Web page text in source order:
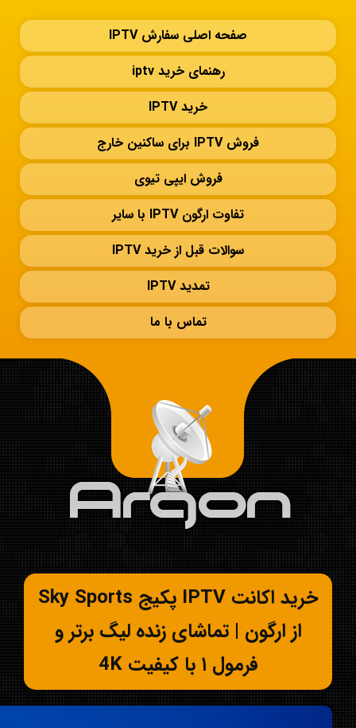
صفحه اصلی سفارش IPTV
رهنمای خرید iptv
خرید IPTV
فروش IPTV برای ساکنین خارج
فروش ایپی تیوی
تفاوت ارگون IPTV با سایر
سوالات قبل از خرید IPTV
تمدید IPTV
تماس با ما
خرید اکانت IPTV پکیج Sky Sports
از ارگون | تماشای زنده لیگ برتر و
فرمول ۱ با کیفیت 4K